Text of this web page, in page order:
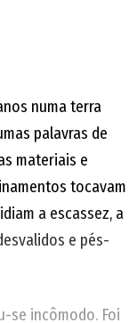
numa terra
palavras de
materiais e
tocavam
a escassez, a
e pés-
se incômodo. Foi